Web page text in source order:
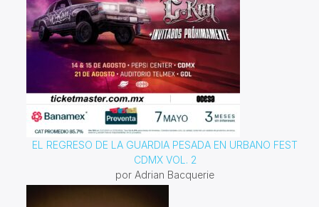
EL REGRESO DE LA GUARDIA PESADA EN URBANO FEST
CDMX VOL. 2
por Adrian Bacquerie